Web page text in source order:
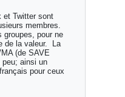
et Twitter sont
membres.
groupes, pour ne
de la valeur. La
(de SAVE
peu; ainsi un
pour ceux